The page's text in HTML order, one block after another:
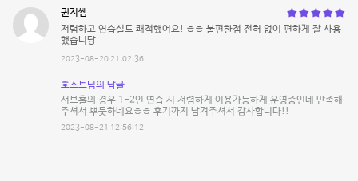
퀸지쌤
저렴하고 연습실도 쾌적했어요! ㅎㅎ 불편한점 전혀 없이 편하게 잘 사용
했습니당
2023-08-20 21:02:36
호스트님의 답글
서브홀의 경우 1-2인 연습 시 저렴하게 이용가능하게 운영중인데 만족해
주셔서 뿌듯하네요ㅎㅎ 후기까지 남겨주셔서 감사합니다!!
2023-08-21 12:56:12